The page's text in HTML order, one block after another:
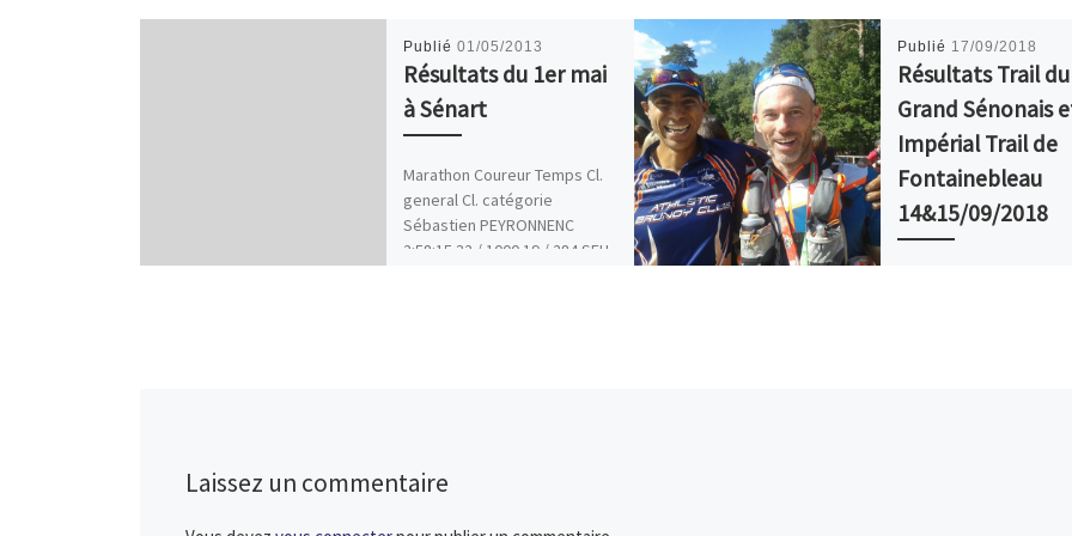
Publié01/05/2013
Résultats du 1er mai
à Sénart
Marathon Coureur Temps Cl.
general Cl. catégorie
Sébastien PEYRONNENC
2:58:15 32 / 1000 19 / 284 SEH
Publié 17/09/2018
Résultats Trail du
Grand Sénonais
Impérial Trail de
Fontainebleau
14&15/09/2018
Laissez un commentaire